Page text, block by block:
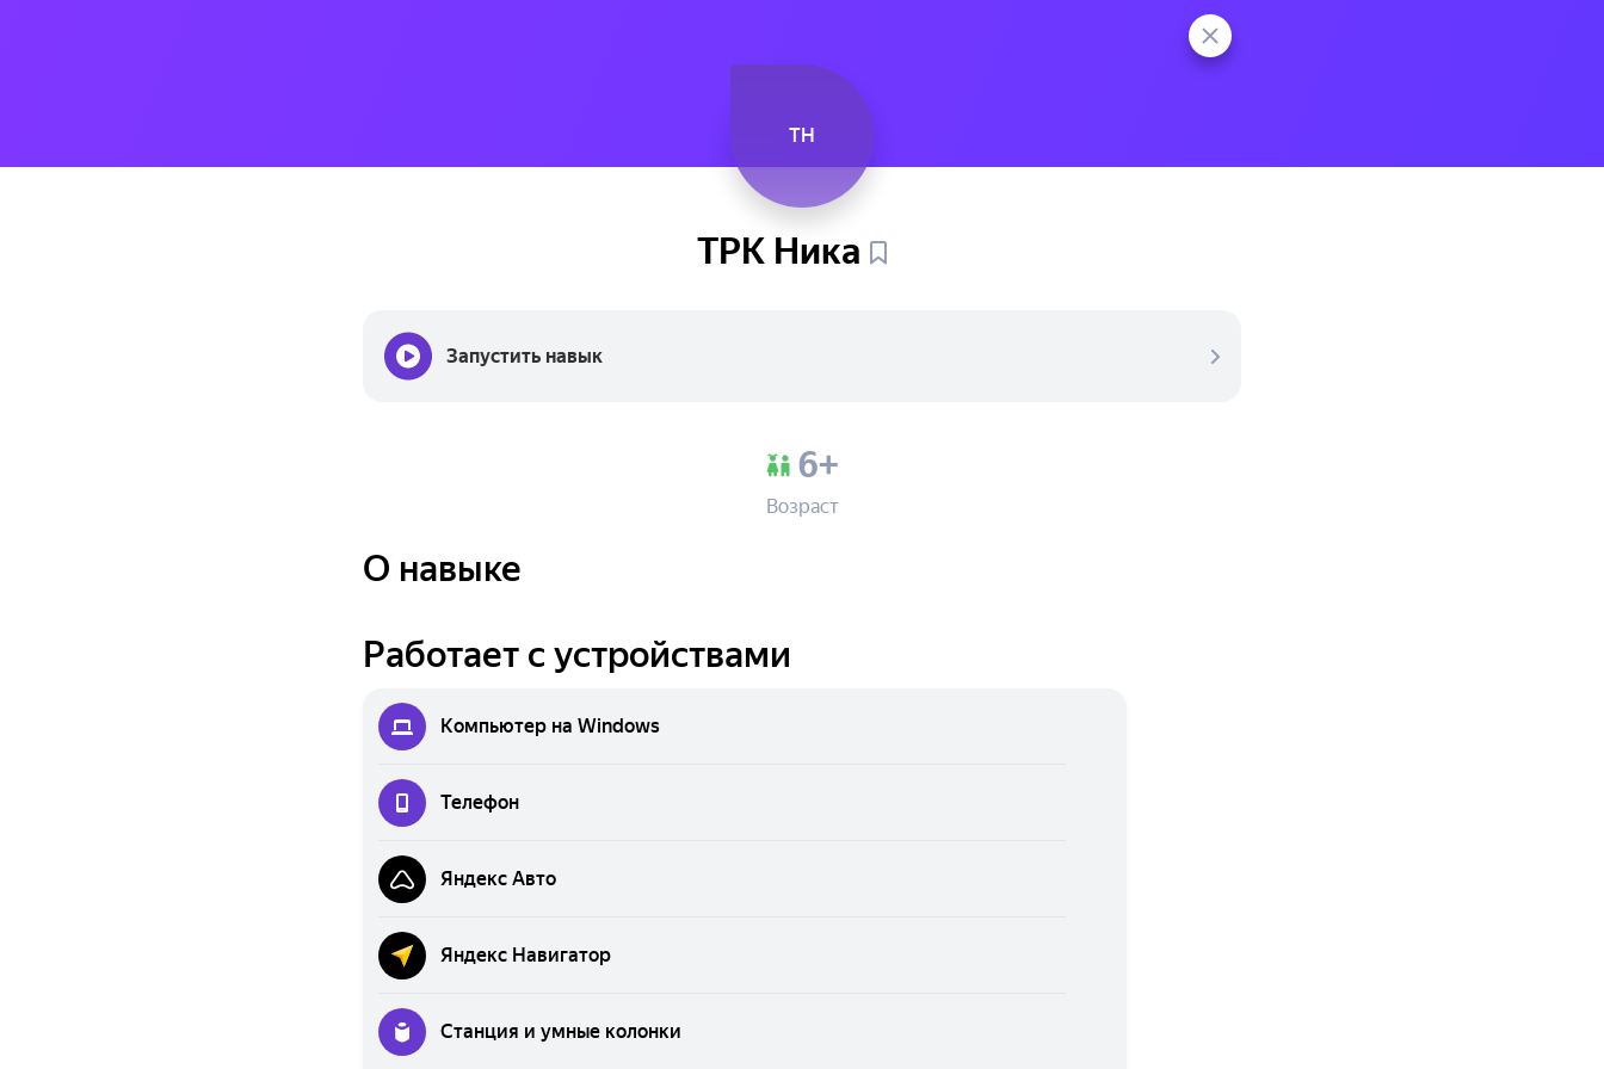
ТН
ТРК Ника
Запустить навык
6+
Возраст
О навыке
Работает с устройствами
Компьютер на Windows
Телефон
Яндекс Авто
Яндекс Навигатор
Станция и умные колонки